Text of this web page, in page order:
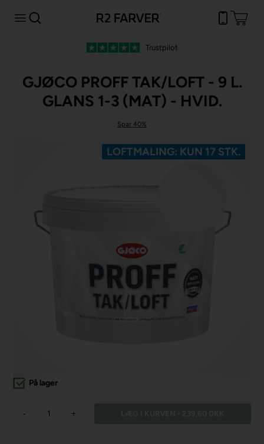
Trustpilot
GJØCO PROFF TAK/LOFT - 9 L.
GLANS 1-3 (MAT) - HVID.
Spar 40%
LOFTMALING: KUN 17 STK.
På lager
- +